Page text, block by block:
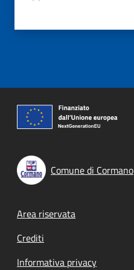
Comune di Cormano
Footer menu
Area riservata
Crediti
Informativa privacy